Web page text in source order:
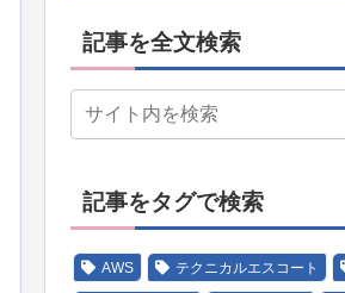
記事を全文検索
記事をタグで検索
AWS テクニカルエスコート